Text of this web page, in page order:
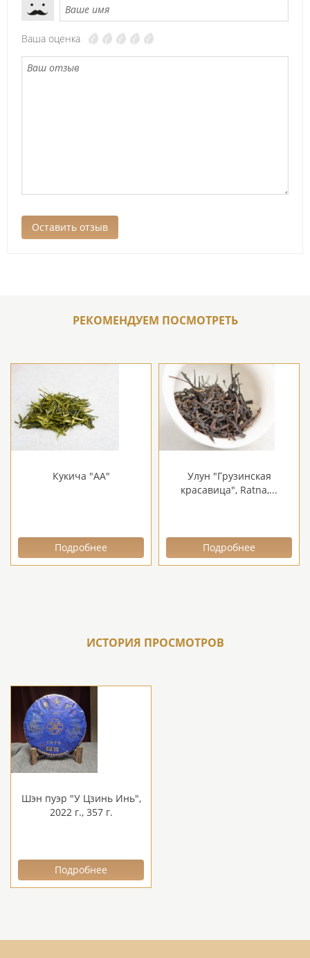
Ваша оценка
РЕКОМЕНДУЕМ ПОСМОТРЕТЬ
Кукича "АА"
Подробнее
Улун "Грузинская
красавица", Ratna,...
Подробнее
ИСТОРИЯ ПРОСМОТРОВ
Шэн пуэр "У Цзинь Инь",
2022 г., 357 г.
Подробнее